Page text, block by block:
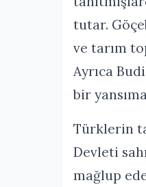
tutar.
ve tarım
Ayrıca
bir
Türklerin
Devleti
mağlup